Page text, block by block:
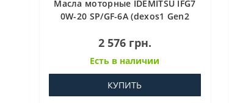
Масла моторные IDEMITSU IFG7
0W-20 SP/GF-6A (dexos1 Gen2
2 576 грн.
Есть в наличии
КУПИТЬ